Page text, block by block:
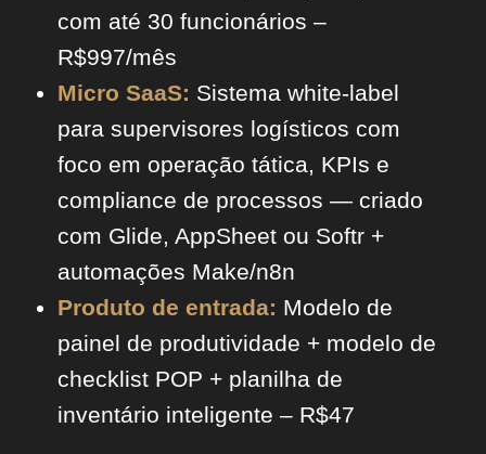
com até 30 funcionários –
R$997/mês
Micro SaaS: Sistema white-label
para supervisores logísticos com
foco em operação tática, KPIs e
compliance de processos — criado
com Glide, AppSheet ou Softr +
automações Make/n8n
Produto de entrada: Modelo de
painel de produtividade + modelo de
checklist POP + planilha de
inventário inteligente – R$47